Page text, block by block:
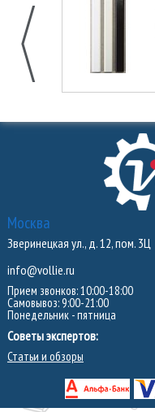
Москва
Зверинецкая ул., д. 12, пом. 3Ц
info@vollie.ru
Прием звонков: 10:00-18:00
Самовывоз: 9:00-21:00
Понедельник - пятница
Советы экспертов:
Статьи и обзоры